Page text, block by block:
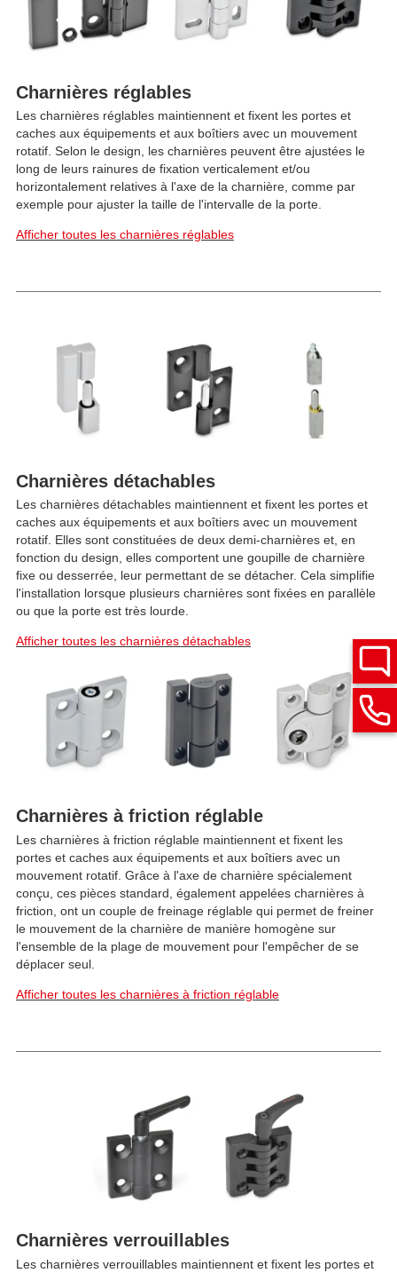
Charnières réglables
Les charnières réglables maintiennent et fixent les portes et
caches aux équipements et aux boîtiers avec un mouvement
rotatif. Selon le design, les charnières peuvent être ajustées le
long de leurs rainures de fixation verticalement et/ou
horizontalement relatives à l'axe de la charnière, comme par
exemple pour ajuster la taille de l'intervalle de la porte.
Afficher toutes les charnières réglables
Charnières détachables
Les charnières détachables maintiennent et fixent les portes et
caches aux équipements et aux boîtiers avec un mouvement
rotatif. Elles sont constituées de deux demi-charnières et, en
fonction du design, elles comportent une goupille de charnière
fixe ou desserrée, leur permettant de se détacher. Cela simplifie
l'installation lorsque plusieurs charnières sont fixées en parallèle
ou que la porte est très lourde.
Afficher toutes les charnières détachables
Charnières à friction réglable
Les charnières à friction réglable maintiennent et fixent les
portes et caches aux équipements et aux boîtiers avec un
mouvement rotatif. Grâce à l'axe de charnière spécialement
conçu, ces pièces standard, également appelées charnières à
friction, ont un couple de freinage réglable qui permet de freiner
le mouvement de la charnière de manière homogène sur
l'ensemble de la plage de mouvement pour l'empêcher de se
déplacer seul.
Afficher toutes les charnières à friction réglable
Charnières verrouillables
Les charnières verrouillables maintiennent et fixent les portes et